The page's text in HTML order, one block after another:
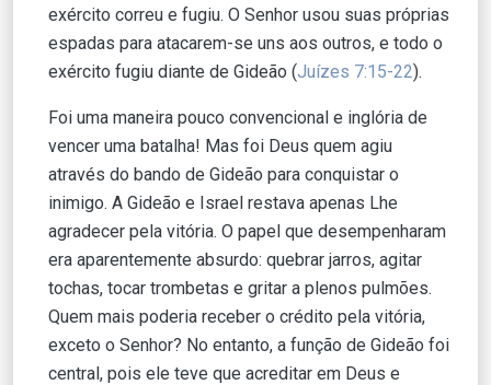
exército correu e fugiu. O Senhor usou suas próprias
espadas para atacarem-se uns aos outros, e todo o
exército fugiu diante de Gideão (Juízes 7:15-22).
Foi uma maneira pouco convencional e inglória de
vencer uma batalha! Mas foi Deus quem agiu
através do bando de Gideão para conquistar o
inimigo. A Gideão e Israel restava apenas Lhe
agradecer pela vitória. O papel que desempenharam
era aparentemente absurdo: quebrar jarros, agitar
tochas, tocar trombetas e gritar a plenos pulmões.
Quem mais poderia receber o crédito pela vitória,
exceto o Senhor? No entanto, a função de Gideão foi
central, pois ele teve que acreditar em Deus e